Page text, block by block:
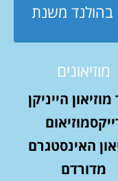
בהולנד משנת
מוזיאונים
מוזיאון הייניקן
האינסטגרם
מדורדם